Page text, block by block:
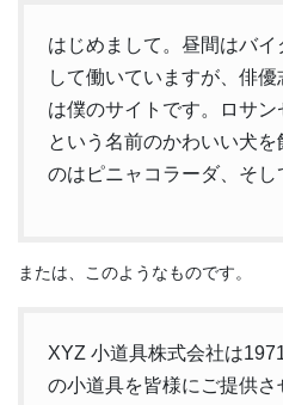
はじめまして。昼間はバ
して働いていますが、俳
は僕のサイトです。ロサ
という名前のかわいい犬
のはピニャコラーダ、そし
または、このようなものです。
XYZ 小道具株式会社は
の小道具を皆様にご提供さ